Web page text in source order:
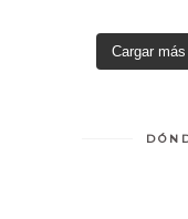
Cargar más